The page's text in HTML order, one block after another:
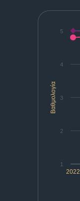
Βαθμολογία
2022
1
2
3
4
5